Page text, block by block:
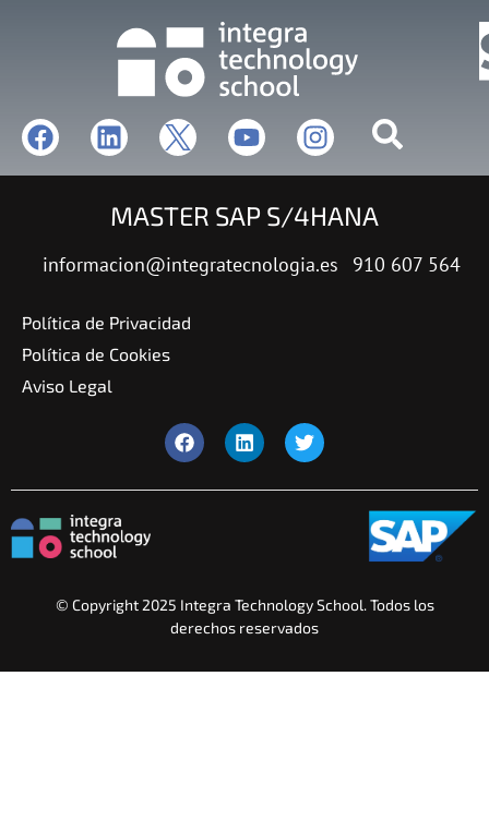
MASTER SAP S/4HANA
informacion@integratecnologia.es 910 607 564
Política de Privacidad
Política de Cookies
Aviso Legal
© Copyright 2025 Integra Technology School. Todos los
derechos reservados